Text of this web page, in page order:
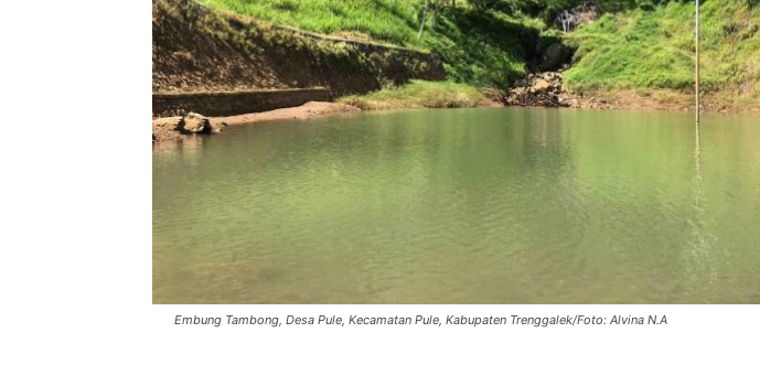
Embung Tambong, Desa Pule, Kecamatan Pule, Kabupaten Trenggalek/Foto: Alvina N.A